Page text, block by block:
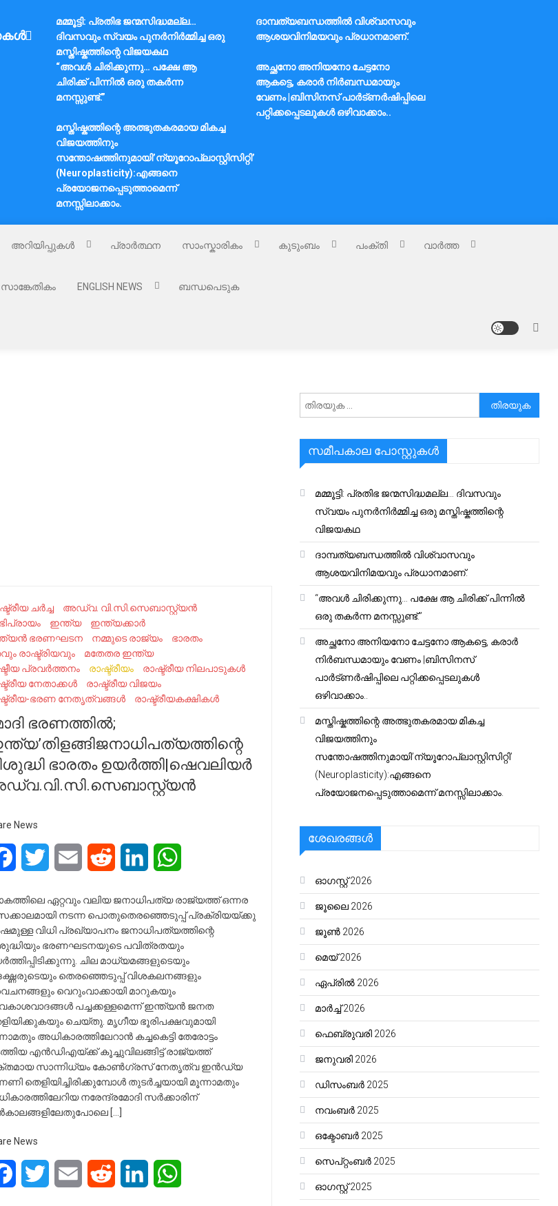
മമ്മൂട്ടി: പ്രതിഭ ജന്മസിദ്ധമല്ല…
ദിവസവും സ്വയം പുനർനിർമ്മിച്ച ഒരു
മസ്തിഷ്കത്തിന്റെ വിജയകഥ
ദാമ്പത്യബന്ധത്തിൽ വിശ്വാസവും
ആശയവിനിമയവും പ്രധാനമാണ്.
“അവൾ ചിരിക്കുന്നു… പക്ഷേ ആ
ചിരിക്ക് പിന്നിൽ ഒരു തകർന്ന
മനസ്സുണ്ട്.”
അച്ഛനോ അനിയനോ ചേട്ടനോ
ആകട്ടെ, കരാർ നിർബന്ധമായും
വേണം |ബിസിനസ് പാർട്ണർഷിപ്പിലെ
പറ്റിക്കപ്പെടലുകൾ ഒഴിവാക്കാം..
മസ്തിഷ്കത്തിന്റെ അത്ഭുതകരമായ മികച്ച
വിജയത്തിനും
സന്തോഷത്തിനുമായി’ന്യൂറോപ്ലാസ്റ്റിസിറ്റി’
(Neuroplasticity):എങ്ങനെ
പ്രയോജനപ്പെടുത്താമെന്ന്
മനസ്സിലാക്കാം.
അറിയിപ്പുകൾ പ്രാർത്ഥന സാംസ്കാരികം കുടുംബം പംക്തി വാർത്ത
സാങ്കേതികം ENGLISH NEWS ബന്ധപെടുക
ചർച്ച
അഡ്വ. വി.സി.സെബാസ്റ്റ്യന്‍
ഇന്ത്യ
ഇന്ത്യക്കാർ
ഭരണഘടന
നമ്മുടെ രാജ്യം
ഭാരതം
രാഷ്ട്രിയവും
മതേതര ഇന്ത്യ
പ്രവര്‍ത്തനം
രാഷ്ട്രീയം
രാഷ്ട്രീയ നിലപാടുകൾ
നേതാക്കൾ
രാഷ്ട്രീയ വിജയം
ഭരണ നേതൃത്വങ്ങൾ
രാഷ്ട്രീയകക്ഷികൾ
ഭരണത്തില്‍;
ഭാരതം ഉയര്‍ത്തി|ഷെവലിയര്‍
News
FacebookTwitter Email Reddit LinkedIn
ഏറ്റവും വലിയ ജനാധിപത്യ രാജ്യത്ത് ഒന്നര
നടന്ന പൊതുതെരഞ്ഞെടുപ്പ് പ്രക്രിയയ്ക്കു
വിധി പ്രഖ്യാപനം ജനാധിപത്യത്തിന്റെ
ഭരണഘടനയുടെ പവിത്രതയും
ചില മാധ്യമങ്ങളുടെയും
തെരഞ്ഞെടുപ്പ് വിശകലനങ്ങളും
വെറുംവാക്കായി മാറുകയും
പച്ചക്കള്ളമെന്ന് ഇന്ത്യന്‍ ജനത
ചെയ്തു. മൃഗീയ ഭൂരിപക്ഷവുമായി
അധികാരത്തിലേറാന്‍ കച്ചകെട്ടി തേരോട്ടം
എന്‍ഡിഎയ്ക്ക് കൂച്ചുവിലങ്ങിട്ട് രാജ്യത്ത്
സാന്നിധ്യം കോണ്‍ഗ്രസ് നേതൃത്വ ഇന്‍ഡ്യ
തെളിയിച്ചിരിക്കുമ്പോള്‍ തുടര്‍ച്ചയായി മൂന്നാമതും
നരേന്ദ്രമോദി സര്‍ക്കാരിന്
[…]
News
FacebookTwitter Email Reddit LinkedIn
അനേഷിക്കുക
സമീപകാല പോസ്റ്റുകൾ
മമ്മൂട്ടി: പ്രതിഭ ജന്മസിദ്ധമല്ല… ദിവസവും
സ്വയം പുനർനിർമ്മിച്ച ഒരു മസ്തിഷ്കത്തിന്റെ
വിജയകഥ
ദാമ്പത്യബന്ധത്തിൽ വിശ്വാസവും
ആശയവിനിമയവും പ്രധാനമാണ്.
“അവൾ ചിരിക്കുന്നു… പക്ഷേ ആ ചിരിക്ക് പിന്നിൽ
ഒരു തകർന്ന മനസ്സുണ്ട്.”
അച്ഛനോ അനിയനോ ചേട്ടനോ ആകട്ടെ, കരാർ
നിർബന്ധമായും വേണം |ബിസിനസ്
പാർട്ണർഷിപ്പിലെ പറ്റിക്കപ്പെടലുകൾ
ഒഴിവാക്കാം..
മസ്തിഷ്കത്തിന്റെ അത്ഭുതകരമായ മികച്ച
വിജയത്തിനും
സന്തോഷത്തിനുമായി’ന്യൂറോപ്ലാസ്റ്റിസിറ്റി’
(Neuroplasticity):എങ്ങനെ
പ്രയോജനപ്പെടുത്താമെന്ന് മനസ്സിലാക്കാം.
ശേഖരങ്ങൾ
ഓഗസ്റ്റ്‌ 2026
ജൂലൈ 2026
ജൂൺ 2026
മെയ്‌ 2026
ഏപ്രിൽ 2026
മാർച്ച്‌ 2026
ഫെബ്രുവരി 2026
ജനുവരി 2026
ഡിസംബർ 2025
നവംബർ 2025
ഒക്ടോബർ 2025
സെപ്റ്റംബർ 2025
ഓഗസ്റ്റ്‌ 2025